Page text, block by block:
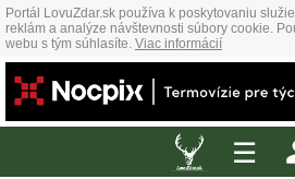
Portál LovuZdar.sk používa k poskytovaniu
reklám a analýze návštevnosti súbory cookie.
webu s tým súhlasíte. Viac informácií
☰